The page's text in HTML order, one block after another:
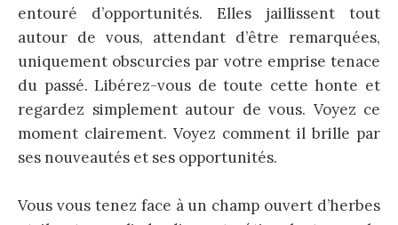
entouré d’opportunités. Elles jaillissent tout
autour de vous, attendant d’être remarquées,
uniquement obscurcies par votre emprise tenace
du passé. Libérez-vous de toute cette honte et
regardez simplement autour de vous. Voyez ce
moment clairement. Voyez comment il brille par
ses nouveautés et ses opportunités.
Vous vous tenez face à un champ ouvert d’herbes